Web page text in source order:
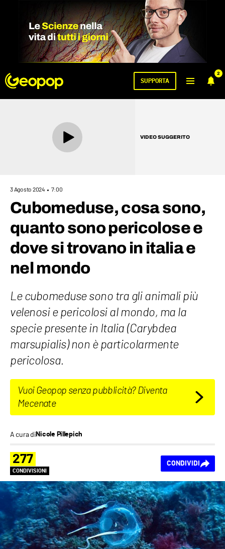
2
SUPPORTA
VIDEO SUGGERITO
3 Agosto 2024 7:00
Cubomeduse, cosa sono,
quanto sono pericolose e
dove si trovano in italia e
nel mondo
Le cubomeduse sono tra gli animali più
velenosi e pericolosi al mondo, ma la
specie presente in Italia (Carybdea
marsupialis) non è particolarmente
pericolosa.
Vuoi Geopop senza pubblicità? Diventa
Mecenate
A cura diNicole Pillepich
277
CONDIVISIONI
CONDIVIDI